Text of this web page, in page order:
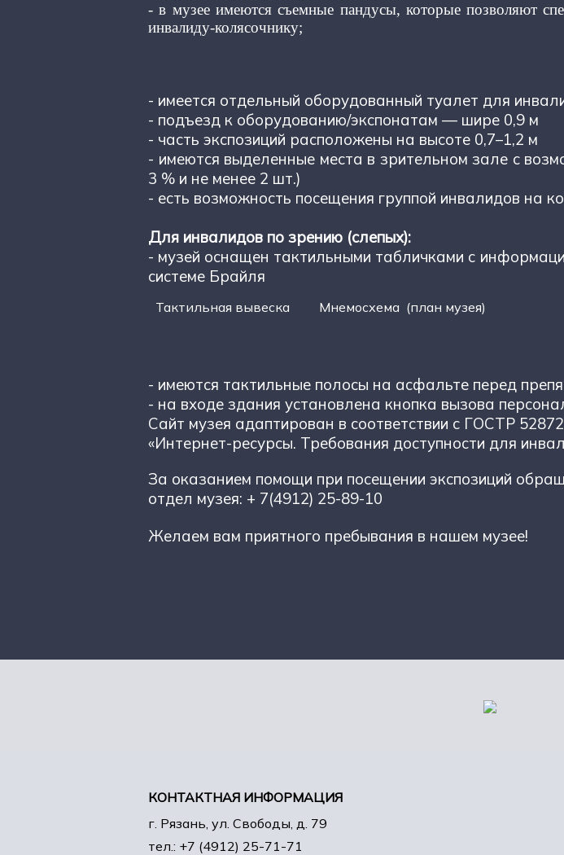
- в музее имеются съемные пандусы, которые позволяют
инвалиду-колясочнику;
- имеется отдельный оборудованный туалет для
- подъезд к оборудованию/экспонатам — шире 0,9 м
- часть экспозиций расположены на высоте 0,7–1,2 м
- имеются выделенные места в зрительном зале с
3 % и не менее 2 шт.)
- есть возможность посещения группой инвалидов на
Для инвалидов по зрению (слепых):
- музей оснащен тактильными табличками с
системе Брайля
Тактильная вывеска Мнемосхема (план музея)
- имеются тактильные полосы на асфальте перед
- на входе здания установлена кнопка вызова
Сайт музея адаптирован в соответствии с ГОСТР
«Интернет-ресурсы. Требования доступности для
За оказанием помощи при посещении экспозиций
отдел музея: + 7(4912) 25-89-10
Желаем вам приятного пребывания в нашем музее!
КОНТАКТНАЯ ИНФОРМАЦИЯ
г. Рязань, ул. Свободы, д. 79
тел.: +7 (4912) 25-71-71